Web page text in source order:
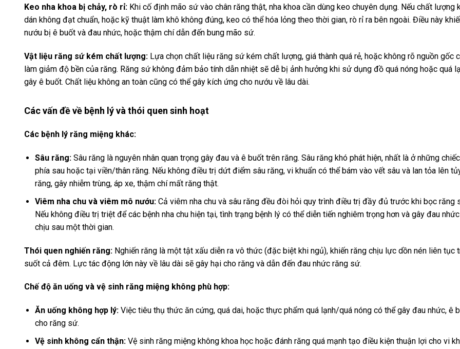
Keo nha khoa bị chảy, rò rỉ: Khi cố định mão sứ vào chân răng thật, nha khoa cần dùng keo chuyên dụng. Nếu chất lượng
dán không đạt chuẩn, hoặc kỹ thuật làm khô không đúng, keo có thể hóa lỏng theo thời gian, rò rỉ ra bên ngoài. Điều này
nướu bị ê buốt và đau nhức, hoặc thậm chí dẫn đến bung mão sứ.
Vật liệu răng sứ kém chất lượng: Lựa chọn chất liệu răng sứ kém chất lượng, giá thành quá rẻ, hoặc không rõ nguồn gốc
làm giảm độ bền của răng. Răng sứ không đảm bảo tính dẫn nhiệt sẽ dễ bị ảnh hưởng khi sử dụng đồ quá nóng hoặc quá
gây ê buốt. Chất liệu không an toàn cũng có thể gây kích ứng cho nướu về lâu dài.
Các vấn đề về bệnh lý và thói quen sinh hoạt
Các bệnh lý răng miệng khác:
Sâu răng:Sâu răng là nguyên nhân quan trọng gây đau và ê buốt trên răng. Sâu răng khó phát hiện, nhất là ở những
phía sau hoặc tại viền/thân răng. Nếu không điều trị dứt điểm sâu răng, vi khuẩn có thể bám vào vết sâu và lan tỏa lên
răng, gây nhiễm trùng, áp xe, thậm chí mất răng thật.
Viêm nha chu và viêm mô nướu:Cả viêm nha chu và sâu răng đều đòi hỏi quy trình điều trị đầy đủ trước khi bọc răng
Nếu không điều trị triệt để các bệnh nha chu hiện tại, tình trạng bệnh lý có thể diễn tiến nghiêm trọng hơn và gây đau
chịu sau một thời gian.
Thói quen nghiến răng: Nghiến răng là một tật xấu diễn ra vô thức (đặc biệt khi ngủ), khiến răng chịu lực dồn nén liên tục
suốt cả đêm. Lực tác động lớn này về lâu dài sẽ gây hại cho răng và dẫn đến đau nhức răng sứ.
Chế độ ăn uống và vệ sinh răng miệng không phù hợp:
Ăn uống không hợp lý:Việc tiêu thụ thức ăn cứng, quá dai, hoặc thực phẩm quá lạnh/quá nóng có thể gây đau nhức, ê
cho răng sứ.
Vệ sinh không cẩn thận:Vệ sinh răng miệng không khoa học hoặc đánh răng quá mạnh tạo điều kiện thuận lợi cho vi